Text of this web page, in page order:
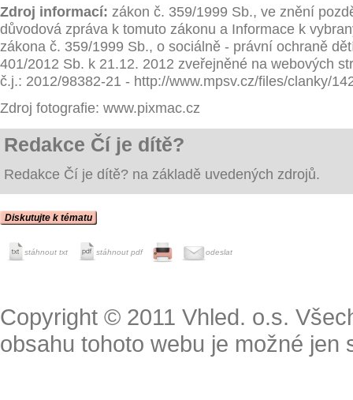
Zdroj informací: zákon č. 359/1999 Sb., ve znění
důvodová zpráva k tomuto zákonu a Informace k
zákona č. 359/1999 Sb., o sociálně - právní ochraně
401/2012 Sb. k 21.12. 2012 zveřejněné na webových
č.j.: 2012/98382-21 - http://www.mpsv.cz/files/clanky/
Zdroj fotografie: www.pixmac.cz
Redakce Čí je dítě?
Redakce Čí je dítě? na základě uvedených zdrojů.
Diskutujte k tématu
stáhnout txt stáhnout pdf odeslat
Copyright © 2011 Vhled. o.s.
obsahu tohoto webu je možné